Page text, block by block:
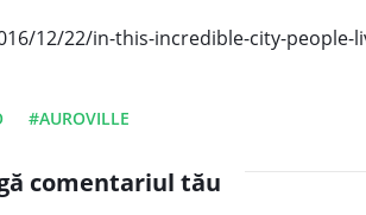
12/22/in-this-incredible-city-people-
#AUROVILLE
comentariul tău